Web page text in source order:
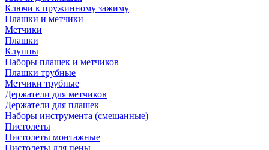
Ключи к пружинному зажиму
Плашки и метчики
Метчики
Плашки
Клуппы
Наборы плашек и метчиков
Плашки трубные
Метчики трубные
Держатели для метчиков
Держатели для плашек
Наборы инструмента (смешанные)
Пистолеты
Пистолеты монтажные
Пистолеты для пены